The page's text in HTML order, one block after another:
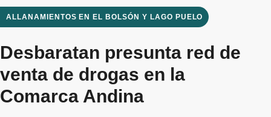
ALLANAMIENTOS EN EL BOLSÓN Y LAGO PUELO
Desbaratan presunta red de
venta de drogas en la
Comarca Andina